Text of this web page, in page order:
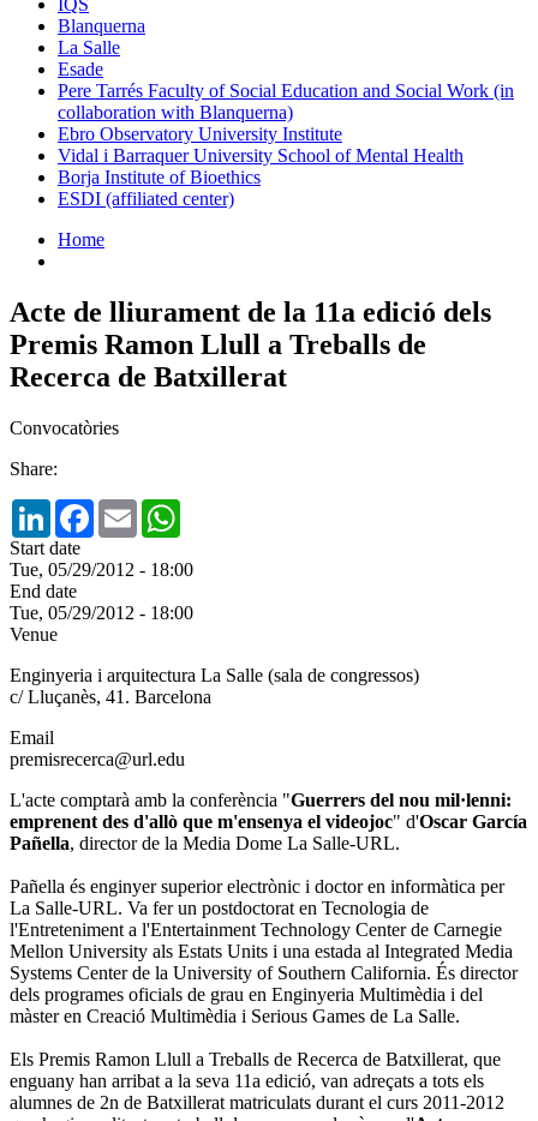
Blanquerna
La Salle
Esade
Pere Tarrés Faculty of Social Education and Social Work (in
collaboration with Blanquerna)
Ebro Observatory University Institute
Vidal i Barraquer University School of Mental Health
Borja Institute of Bioethics
ESDI (affiliated center)
Home
Acte de lliurament de la 11a edició dels
Premis Ramon Llull a Treballs de
Recerca de Batxillerat
Convocatòries
Share:
LinkedInFacebook
Email
Start date
Tue, 05/29/2012 - 18:00
End date
Tue, 05/29/2012 - 18:00
Venue
Enginyeria i arquitectura La Salle (sala de congressos)
c/ Lluçanès, 41. Barcelona
Email
premisrecerca@url.edu
L'acte comptarà amb la conferència "Guerrers del nou mil·lenni:
emprenent des d'allò que m'ensenya el videojoc" d'Oscar García
Pañella, director de la Media Dome La Salle-URL.
Pañella és enginyer superior electrònic i doctor en informàtica per
La Salle-URL. Va fer un postdoctorat en Tecnologia de
l'Entreteniment a l'Entertainment Technology Center de Carnegie
Mellon University als Estats Units i una estada al Integrated Media
Systems Center de la University of Southern California. És director
dels programes oficials de grau en Enginyeria Multimèdia i del
màster en Creació Multimèdia i Serious Games de La Salle.
Els Premis Ramon Llull a Treballs de Recerca de Batxillerat, que
enguany han arribat a la seva 11a edició, van adreçats a tots els
alumnes de 2n de Batxillerat matriculats durant el curs 2011-2012